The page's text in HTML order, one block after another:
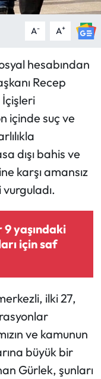
A- A+
hesabından
Recep
içinde suç ve
dışı bahis ve
karşı amansız
yaşındaki
için saf
ilki 27,
ve kamunun
büyük bir
Gürlek, şunları